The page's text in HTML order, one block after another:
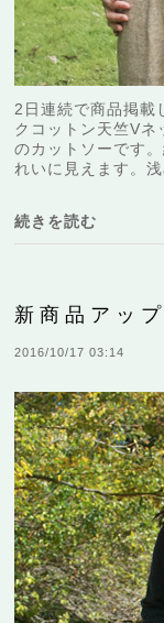
2日連続で商品掲載
クコットン天竺V
のカットソーです
れいに見えます。
続きを読む
新商品アッ
2016/10/17 03:14